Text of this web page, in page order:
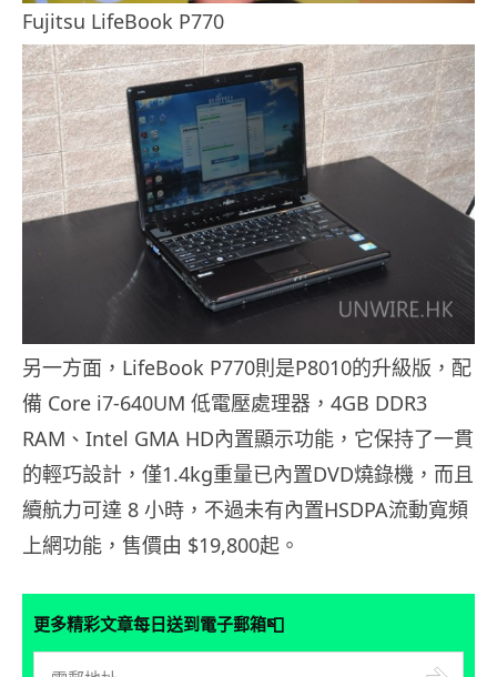
Fujitsu LifeBook P770
另一方面，LifeBook P770則是P8010的升級版，配
備 Core i7-640UM 低電壓處理器，4GB DDR3
RAM、Intel GMA HD內置顯示功能，它保持了一貫
的輕巧設計，僅1.4kg重量已內置DVD燒錄機，而且
續航力可達 8 小時，不過未有內置HSDPA流動寬頻
上網功能，售價由 $19,800起。
更多精彩文章每日送到電子郵箱📮